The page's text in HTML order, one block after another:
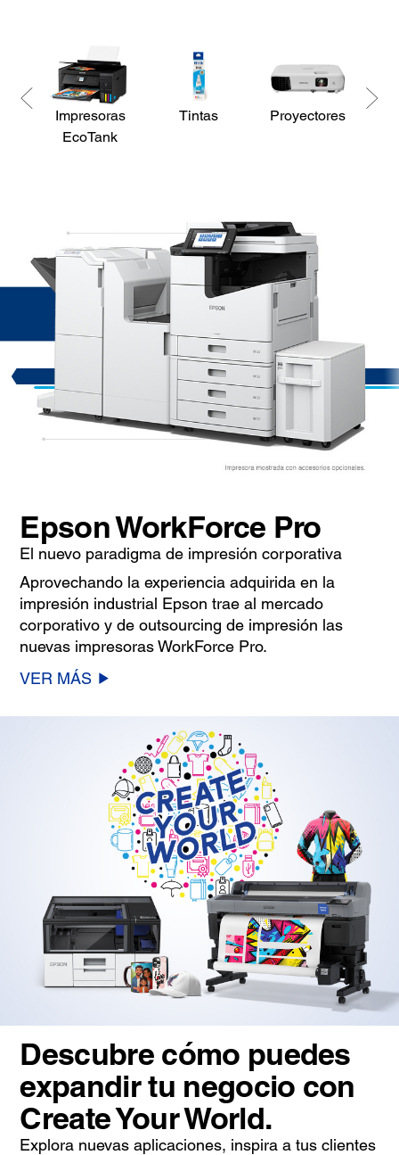
Impresoras
EcoTank
Tintas Proyectores
Epson WorkForce Pro
El nuevo paradigma de impresión corporativa
Aprovechando la experiencia adquirida en la
impresión industrial Epson trae al mercado
corporativo y de outsourcing de impresión las
nuevas impresoras WorkForce Pro.
VER MÁS
Descubre cómo puedes
expandir tu negocio con
Create Your World.
Explora nuevas aplicaciones, inspira a tus clientes